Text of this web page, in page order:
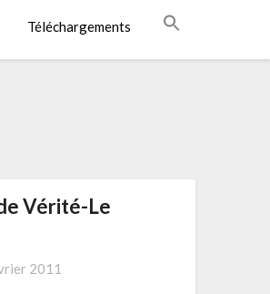
Téléchargements
Vérité-Le
2011